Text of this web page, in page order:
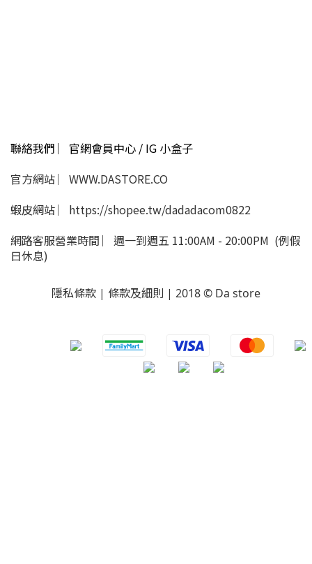
聯絡我們 ︳官網會員中心 / IG 小盒子
官方網站 ︳WWW.DASTORE.CO
蝦皮網站 ︳https://shopee.tw/dadadacom0822
網路客服營業時間 ︳週一到週五 11:00AM - 20:00PM (例假
日休息)
隱私條款 | 條款及細則 | 2018 © Da store